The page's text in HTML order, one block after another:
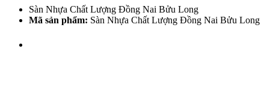
Sàn Nhựa Chất Lượng Đồng Nai Bửu Long
Mã sản phẩm: Sàn Nhựa Chất Lượng Đồng Nai Bửu Long